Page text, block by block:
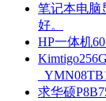
笔记本电脑
好。
HP一体机
求华硕